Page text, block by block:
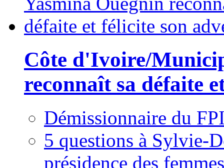
Côte d'Ivoire/
reconnaît sa défaite
Démissionnaire du
5 questions à Sylvie-
présidence des